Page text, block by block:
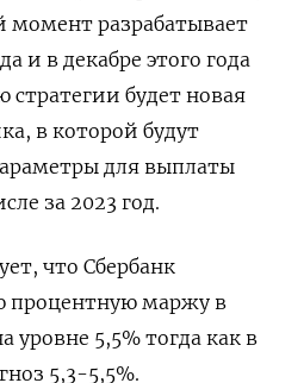
момент разрабатывает
и в декабре этого года
стратегии будет новая
в которой будут
для выплаты
за 2023 год.
что Сбербанк
процентную маржу в
уровне 5,5% тогда как в
5,3-5,5%.